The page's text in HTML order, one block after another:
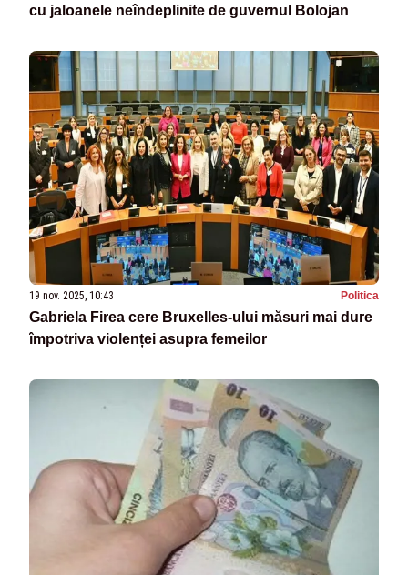
cu jaloanele neîndeplinite de guvernul Bolojan
19 nov. 2025, 10:43 Politica
Gabriela Firea cere Bruxelles-ului măsuri mai dure
împotriva violenței asupra femeilor